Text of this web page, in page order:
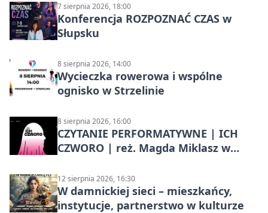
7 sierpnia 2026, 18:00
Konferencja ROZPOZNAĆ CZAS w
Słupsku
8 sierpnia 2026, 14:00
Wycieczka rowerowa i wspólne
ognisko w Strzelinie
8 sierpnia 2026, 16:00
CZYTANIE PERFORMATYWNE | ICH
CZWORO | reż. Magda Miklasz w
12 sierpnia 2026, 16:30
W damnickiej sieci – mieszkańcy,
instytucje, partnerstwo w kulturze